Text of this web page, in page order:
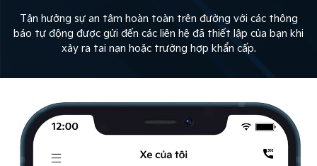
Tận hưởng sự an tâm hoàn toàn trên đường với các thông
báo tự động được gửi đến các liên hệ đã thiết lập của bạn khi
xảy ra tai nạn hoặc trường hợp khẩn cấp.